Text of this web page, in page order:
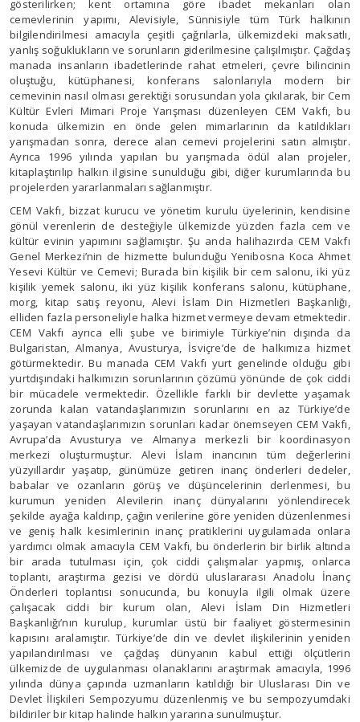
gösterilirken; kent ortamına göre ibadet mekanları olan
cemevlerinin yapımı, Alevisiyle, Sünnisiyle tüm Türk halkının
bilgilendirilmesi amacıyla çeşitli çağrılarla, ülkemizdeki maksatlı,
yanlış soğuklukların ve sorunların giderilmesine çalışılmıştır. Çağdaş
manada insanların ibadetlerinde rahat etmeleri, çevre bilincinin
oluştuğu, kütüphanesi, konferans salonlarıyla modern bir
cemevinin nasıl olması gerektiği sorusundan yola çıkılarak, bir Cem
Kültür Evleri Mimari Proje Yarışması düzenleyen CEM Vakfı, bu
konuda ülkemizin en önde gelen mimarlarının da katıldıkları
yarışmadan sonra, derece alan cemevi projelerini satın almıştır.
Ayrıca 1996 yılında yapılan bu yarışmada ödül alan projeler,
kitaplaştırılıp halkın ilgisine sunulduğu gibi, diğer kurumlarında bu
projelerden yararlanmaları sağlanmıştır.
CEM Vakfı, bizzat kurucu ve yönetim kurulu üyelerinin, kendisine
gönül verenlerin de desteğiyle ülkemizde yüzden fazla cem ve
kültür evinin yapımını sağlamıştır. Şu anda halihazırda CEM Vakfı
Genel Merkezi’nin de hizmette bulunduğu Yenibosna Koca Ahmet
Yesevi Kültür ve Cemevi; Burada bin kişilik bir cem salonu, iki yüz
kişilik yemek salonu, iki yüz kişilik konferans salonu, kütüphane,
morg, kitap satış reyonu, Alevi İslam Din Hizmetleri Başkanlığı,
elliden fazla personeliyle halka hizmet vermeye devam etmektedir.
CEM Vakfı ayrıca elli şube ve birimiyle Türkiye’nin dışında da
Bulgaristan, Almanya, Avusturya, İsviçre’de de halkımıza hizmet
götürmektedir. Bu manada CEM Vakfı yurt genelinde olduğu gibi
yurtdışındaki halkımızın sorunlarının çözümü yönünde de çok ciddi
bir mücadele vermektedir. Özellikle farklı bir devlette yaşamak
zorunda kalan vatandaşlarımızın sorunlarını en az Türkiye’de
yaşayan vatandaşlarımızın sorunları kadar önemseyen CEM Vakfı,
Avrupa’da Avusturya ve Almanya merkezli bir koordinasyon
merkezi oluşturmuştur. Alevi İslam inancının tüm değerlerini
yüzyıllardır yaşatıp, günümüze getiren inanç önderleri dedeler,
babalar ve ozanların görüş ve düşüncelerinin derlenmesi, bu
kurumun yeniden Alevilerin inanç dünyalarını yönlendirecek
şekilde ayağa kaldırıp, çağın verilerine göre yeniden düzenlenmesi
ve geniş halk kesimlerinin inanç pratiklerini uygulamada onlara
yardımcı olmak amacıyla CEM Vakfı, bu önderlerin bir birlik altında
bir arada tutulması için, çok ciddi çalışmalar yapmış, onlarca
toplantı, araştırma gezisi ve dördü uluslararası Anadolu İnanç
Önderleri toplantısı sonucunda, bu konuyla ilgili olmak üzere
çalışacak ciddi bir kurum olan, Alevi İslam Din Hizmetleri
Başkanlığı’nın kurulup, kurumlar üstü bir faaliyet göstermesinin
kapısını aralamıştır. Türkiye’de din ve devlet ilişkilerinin yeniden
yapılandırılması ve çağdaş dünyanın kabul ettiği ölçütlerin
ülkemizde de uygulanması olanaklarını araştırmak amacıyla, 1996
yılında dünya çapında uzmanların katıldığı bir Uluslarası Din ve
Devlet İlişkileri Sempozyumu düzenlenmiş ve bu sempozyumdaki
bildiriler bir kitap halinde halkın yararına sunulmuştur.